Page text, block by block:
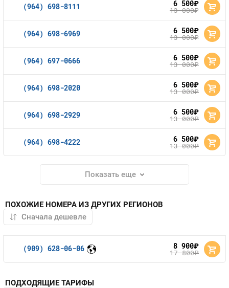
(964) 698-8111 6 500руб.
13 000руб.
(964) 698-6969 6 500руб.
13 000руб.
(964) 697-0666 6 500руб.
13 000руб.
(964) 698-2020 6 500руб.
13 000руб.
(964) 698-2929 6 500руб.
13 000руб.
(964) 698-4222 6 500руб.
13 000руб.
Показать еще
ПОХОЖИЕ НОМЕРА ИЗ ДРУГИХ РЕГИОНОВ
(909) 628-06-06 8 900руб.
17 800руб.
ПОДХОДЯЩИЕ ТАРИФЫ